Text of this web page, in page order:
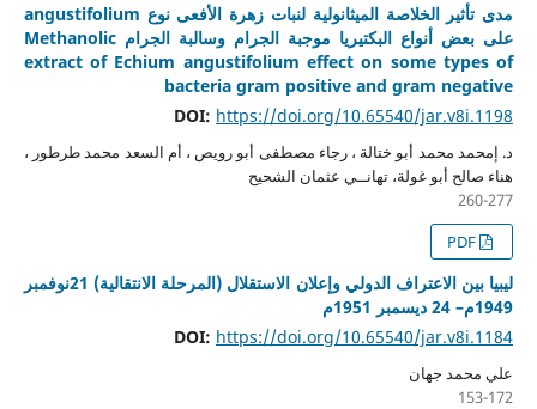
مدى تأثير الخلاصة الميثانولية لنبات زهرة الأفعى نوع angustifolium
على بعض أنواع البكتيريا موجبة الجرام وسالبة الجرام Methanolic
extract of Echium angustifolium effect on some types of
bacteria gram positive and gram negative
DOI: https://doi.org/10.65540/jar.v8i.1198
د. إمحمد محمد أبو ختالة ، رجاء مصطفى أبو رويص ، أم السعد محمد طرطور ،
هناء صالح أبو غولة، تهانــي عثمان الشحيح
260-277
PDF
ليبيا بين الاعتراف الدولي وإعلان الاستقلال (المرحلة الانتقالية) 21نوفمبر
1949م– 24 ديسمبر 1951م
DOI: https://doi.org/10.65540/jar.v8i.1184
علي محمد جهان
153-172